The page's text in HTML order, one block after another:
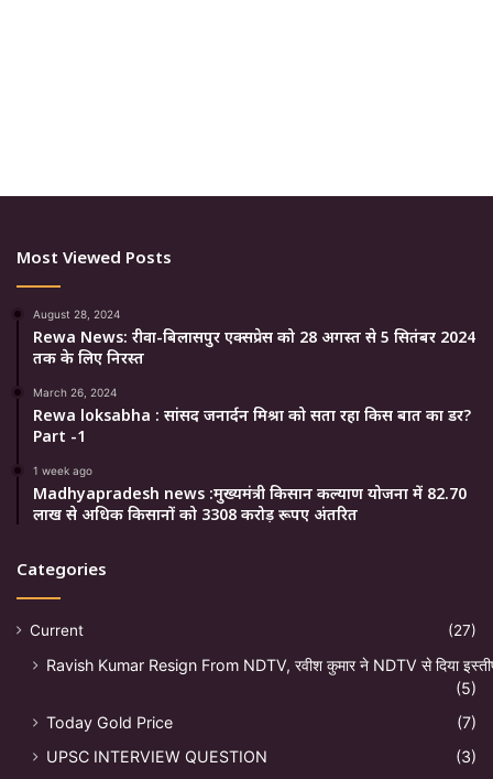
Most Viewed Posts
August 28, 2024
Rewa News: रीवा-बिलासपुर एक्सप्रेस को 28 अगस्त से 5 सितंबर 2024
तक के लिए निरस्त
March 26, 2024
Rewa loksabha : सांसद जनार्दन मिश्रा को सता रहा किस बात का डर?
Part -1
1 week ago
Madhyapradesh news :मुख्यमंत्री किसान कल्याण योजना में 82.70
लाख से अधिक किसानों को 3308 करोड़ रूपए अंतरित
Categories
Current (27)
Ravish Kumar Resign From NDTV, रवीश कुमार ने NDTV से दिया
(5)
Today Gold Price
(7)
UPSC INTERVIEW QUESTION
(3)